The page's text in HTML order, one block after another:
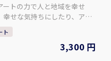
トの力で人と地域を幸せ
ート看板製作を通して、人
くことの楽しさ」を皆さま
ト
3,300 円